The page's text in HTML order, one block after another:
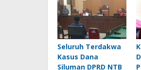
Seluruh Terdakwa
Kasus Dana
Siluman DPRD NTB